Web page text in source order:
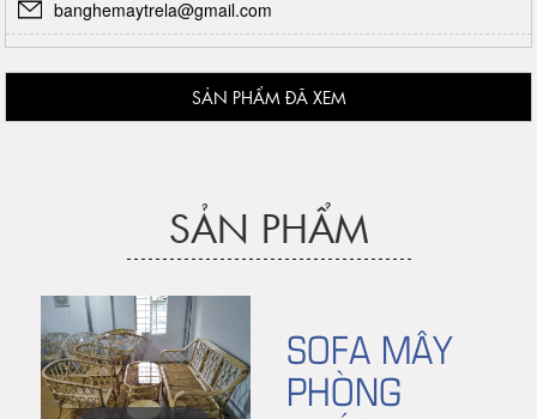
banghemaytrela@gmail.com
SẢN PHẨM ĐÃ XEM
SẢN PHẨM
SOFA MÂY
PHÒNG